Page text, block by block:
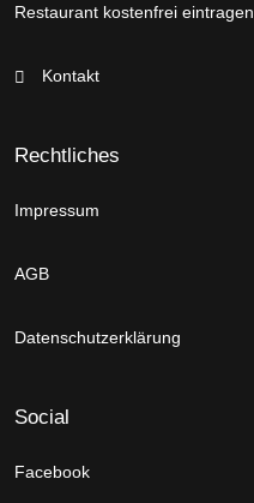
Restaurant kostenfrei eintragen
Kontakt
Rechtliches
Impressum
AGB
Datenschutzerklärung
Social
Facebook